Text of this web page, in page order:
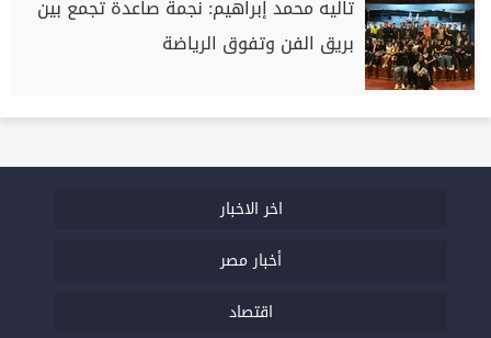
تاليه محمد إبراهيم: نجمة صاعدة تجمع بين
بريق الفن وتفوق الرياضة
اخر الاخبار
أخبار مصر
اقتصاد